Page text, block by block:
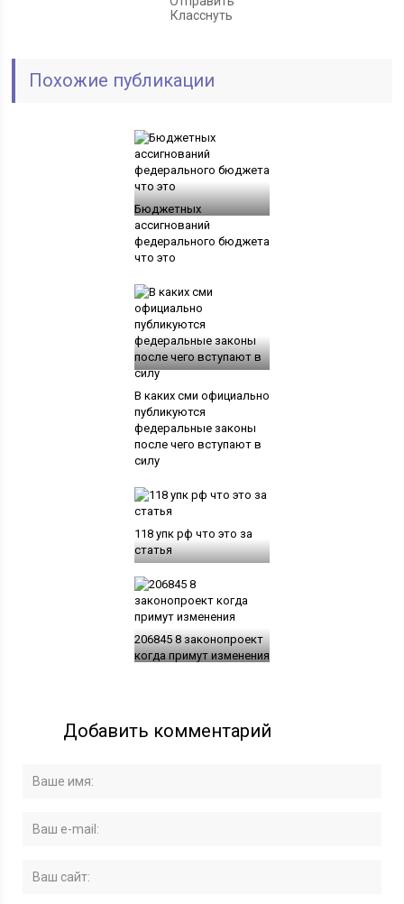
Класснуть
Похожие публикации
Бюджетных
ассигнований
федерального бюджета
что это
В каких сми официально
публикуются
федеральные законы
после чего вступают в
силу
118 упк рф что это за
статья
206845 8 законопроект
когда примут изменения
Добавить комментарий